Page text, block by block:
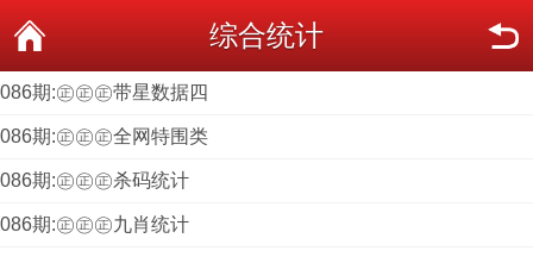
综合统计
086期:㊣㊣㊣带星数据四
086期:㊣㊣㊣全网特围类
086期:㊣㊣㊣杀码统计
086期:㊣㊣㊣九肖统计